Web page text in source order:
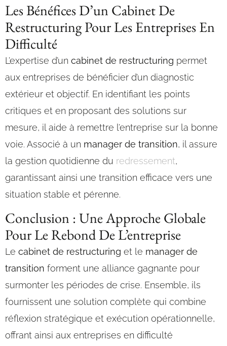
Les Bénéfices D’un Cabinet De
Restructuring Pour Les Entreprises En
Difficulté
L’expertise d’un cabinet de restructuring permet
aux entreprises de bénéficier d’un diagnostic
extérieur et objectif. En identifiant les points
critiques et en proposant des solutions sur
mesure, il aide à remettre l’entreprise sur la bonne
voie. Associé à un manager de transition, il assure
la gestion quotidienne du redressement,
garantissant ainsi une transition efficace vers une
situation stable et pérenne.
Conclusion : Une Approche Globale
Pour Le Rebond De L’entreprise
Le cabinet de restructuring et le manager de
transition forment une alliance gagnante pour
surmonter les périodes de crise. Ensemble, ils
fournissent une solution complète qui combine
réflexion stratégique et exécution opérationnelle,
offrant ainsi aux entreprises en difficulté